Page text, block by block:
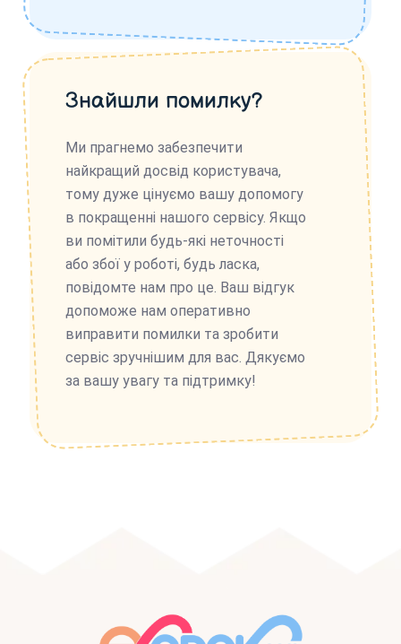
Знайшли помилку?
Ми прагнемо забезпечити
найкращий досвід користувача,
тому дуже цінуємо вашу допомогу
в покращенні нашого сервісу. Якщо
ви помітили будь-які неточності
або збої у роботі, будь ласка,
повідомте нам про це. Ваш відгук
допоможе нам оперативно
виправити помилки та зробити
сервіс зручнішим для вас. Дякуємо
за вашу увагу та підтримку!